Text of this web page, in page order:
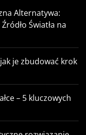
Alternatywa:
Światła na
je zbudować krok
– 5 kluczowych